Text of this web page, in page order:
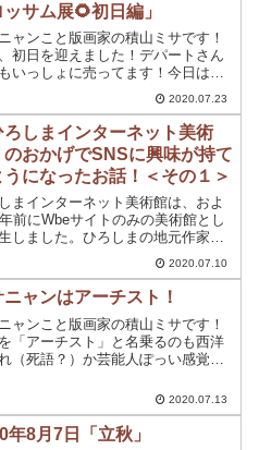
ッサム展🌻初日編」
ャンこと版画家の積山ミサです！
初日を迎えました！デパートさん
いっしょに売ってます！今日は、
広島駅前店6階ギャラリークリエイト
初日でした。ギャラリーでの今日の1
ちょっと書いてみようと思う。
2020.07.23
ろしまインターネット美術
のおかげでSNSに興味が持て
うになったお話！＜その１＞
まインターネット美術館は、およ
前にWbeサイトのみの美術館とし
しました。ひろしまの地元作家の
の紹介をしています！積山ミサはこ
ニューアルに合わせて「ひろしまイ
ネット美術館」SNS担当者に抜擢
した！
2020.07.10
ニャンはアーチスト！
ャンこと版画家の積山ミサです！
「アーチスト」と名乗るのも西洋
（死語？）か芸能人ぽっい感覚で
ーチスト」と自分で言うには超こっ
しくて…絵描きなのですが厳密に
版画家です
2020.07.13
年8月7日「立秋」